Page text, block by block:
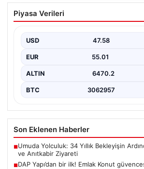
DAP Yapı’dan bir ilk! Emlak
güvencesi Dap vizyonuyla
Piyasa Verileri
USD 47.58
EUR 55.01
ALTIN 6470.2
BTC 3062957
Son Eklenen Haberler
■Umuda Yolculuk: 34 Yıllık Bekleyişin
ve Anıtkabir Ziyareti
■DAP Yapı’dan bir ilk! Emlak Konut